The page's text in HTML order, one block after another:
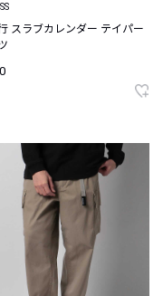
スラブカレンダー テイパー